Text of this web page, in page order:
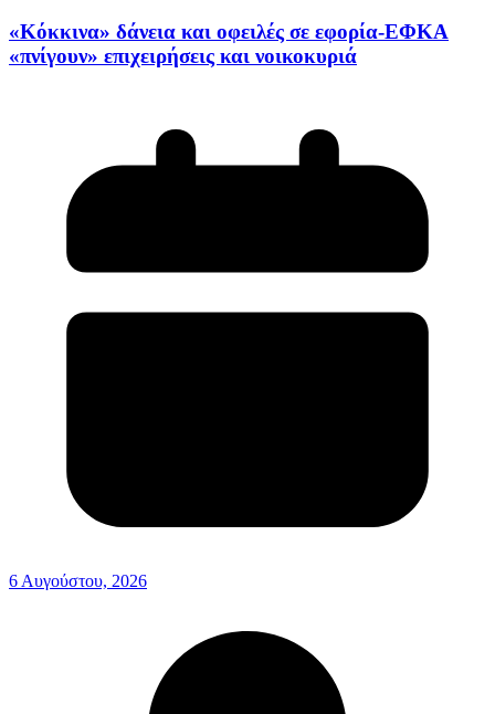
«Κόκκινα» δάνεια και οφειλές σε εφορία-ΕΦΚΑ
«πνίγουν» επιχειρήσεις και νοικοκυριά
6 Αυγούστου, 2026